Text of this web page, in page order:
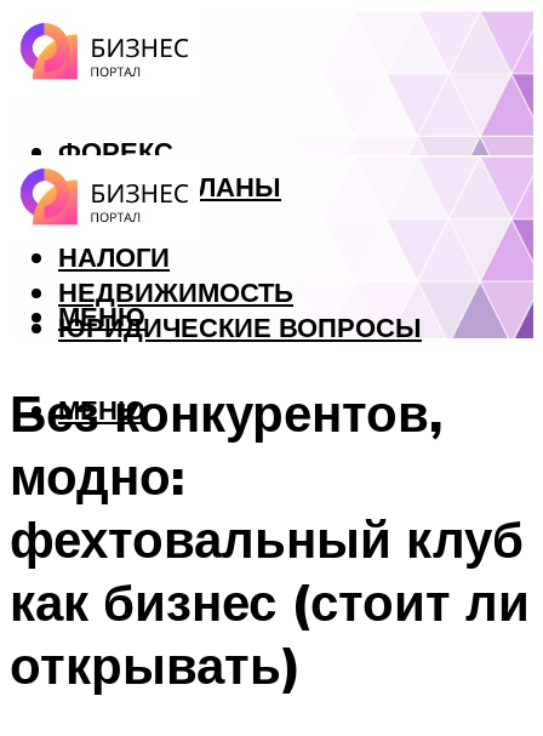
ФОРЕКС
БИЗНЕС ПЛАНЫ
КРЕДИТЫ
НАЛОГИ
НЕДВИЖИМОСТЬ
ЮРИДИЧЕСКИЕ ВОПРОСЫ
МЕНЮ
МЕНЮ
Без конкурентов,
модно:
фехтовальный клуб
как бизнес (стоит ли
открывать)